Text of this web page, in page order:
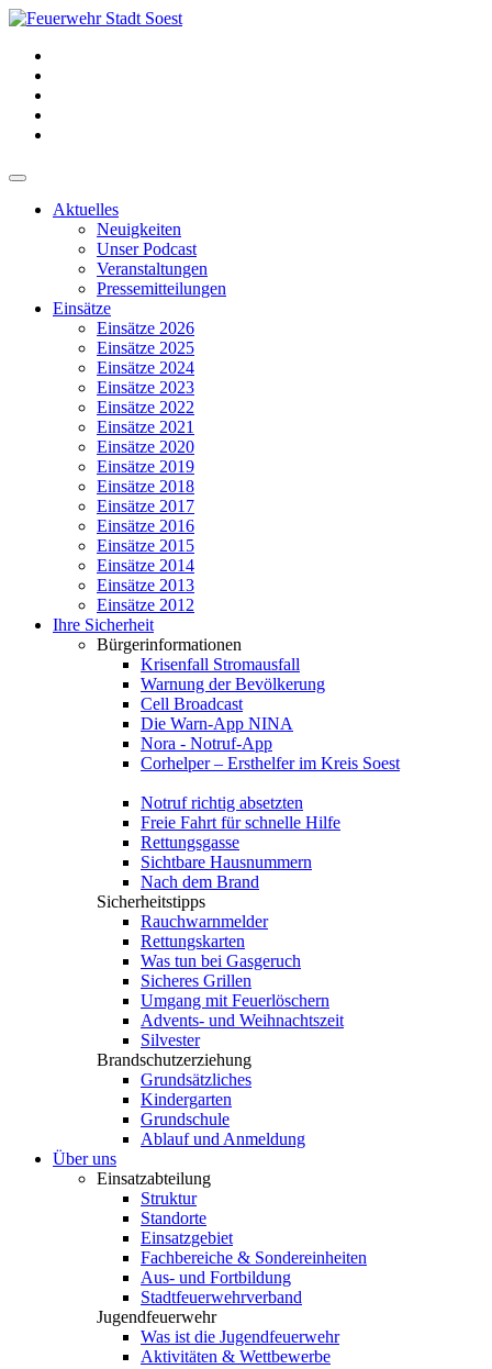
Aktuelles
Neuigkeiten
Unser Podcast
Veranstaltungen
Pressemitteilungen
Einsätze
Einsätze 2026
Einsätze 2025
Einsätze 2024
Einsätze 2023
Einsätze 2022
Einsätze 2021
Einsätze 2020
Einsätze 2019
Einsätze 2018
Einsätze 2017
Einsätze 2016
Einsätze 2015
Einsätze 2014
Einsätze 2013
Einsätze 2012
Ihre Sicherheit
Bürgerinformationen
Krisenfall Stromausfall
Warnung der Bevölkerung
Cell Broadcast
Die Warn-App NINA
Nora - Notruf-App
Corhelper – Ersthelfer im Kreis Soest
Notruf richtig absetzten
Freie Fahrt für schnelle Hilfe
Rettungsgasse
Sichtbare Hausnummern
Nach dem Brand
Sicherheitstipps
Rauchwarnmelder
Rettungskarten
Was tun bei Gasgeruch
Sicheres Grillen
Umgang mit Feuerlöschern
Advents- und Weihnachtszeit
Silvester
Brandschutzerziehung
Grundsätzliches
Kindergarten
Grundschule
Ablauf und Anmeldung
Über uns
Einsatzabteilung
Struktur
Standorte
Einsatzgebiet
Fachbereiche & Sondereinheiten
Aus- und Fortbildung
Stadtfeuerwehrverband
Jugendfeuerwehr
Was ist die Jugendfeuerwehr
Aktivitäten & Wettbewerbe